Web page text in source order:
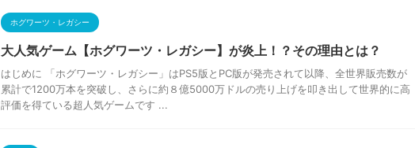
ホグワーツ・レガシー
大人気ゲーム【ホグワーツ・レガシー】が炎上！？その理由とは？
はじめに 「ホグワーツ・レガシー」はPS5版とPC版が発売されて以降、全世界販売数が
累計で1200万本を突破し、さらに約８億5000万ドルの売り上げを叩き出して世界的に高
評価を得ている超人気ゲームです ...